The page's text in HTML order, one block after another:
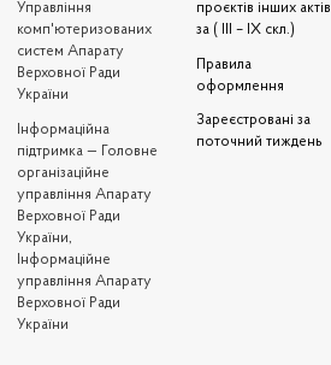
Управління
комп'ютеризованих
систем Апарату
Верховної Ради
України
Iнформаційна
підтримка — Головне
організаційне
управління Апарату
Верховної Ради
України,
Інформаційне
управління Апарату
Верховної Ради
України
проєктів інших актів
за ( III – IX скл.)
Правила
оформлення
Зареєстровані за
поточний тиждень